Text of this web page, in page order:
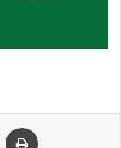
Compartilhar via e-mail